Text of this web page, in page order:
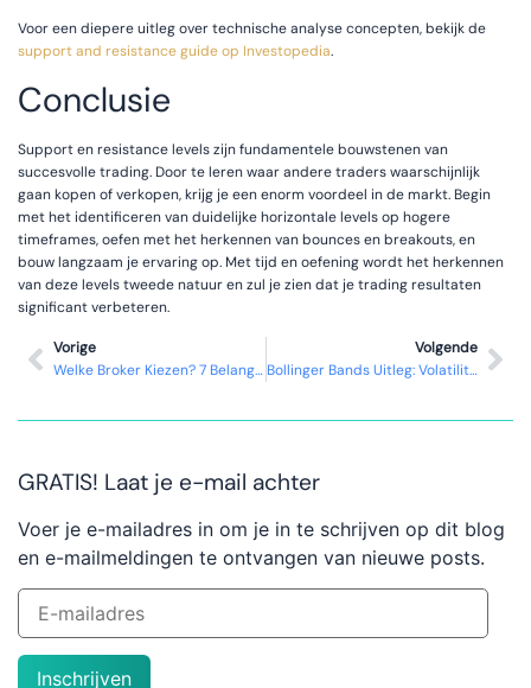
Voor een diepere uitleg over technische analyse concepten, bekijk de
support and resistance guide op Investopedia.
Conclusie
Support en resistance levels zijn fundamentele bouwstenen van
succesvolle trading. Door te leren waar andere traders waarschijnlijk
gaan kopen of verkopen, krijg je een enorm voordeel in de markt. Begin
met het identificeren van duidelijke horizontale levels op hogere
timeframes, oefen met het herkennen van bounces en breakouts, en
bouw langzaam je ervaring op. Met tijd en oefening wordt het herkennen
van deze levels tweede natuur en zul je zien dat je trading resultaten
significant verbeteren.
Vorige
Welke Broker Kiezen? 7 Belangrijke Factoren Om Te Overwegen
Volgende
Bollinger Bands Uitleg: Volatiliteit Meten En Traden
GRATIS! Laat je e-mail achter
Voer je e-mailadres in om je in te schrijven op dit blog
en e-mailmeldingen te ontvangen van nieuwe posts.
Inschrijven